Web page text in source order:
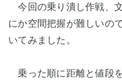
今回の乗り潰し作戦、
にか空間把握が難しいの
いてみました。
乗った順に距離と値段